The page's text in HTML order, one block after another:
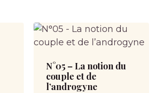
N°05 – La notion du
couple et de
l’androgyne